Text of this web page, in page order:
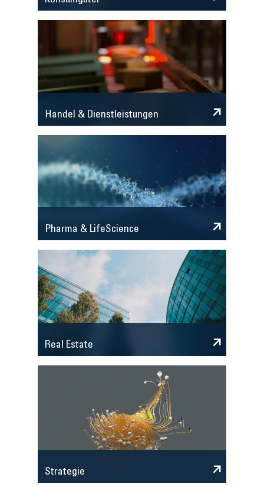
Handel & Dienstleistungen
Pharma & LifeScience
Real Estate
Strategie